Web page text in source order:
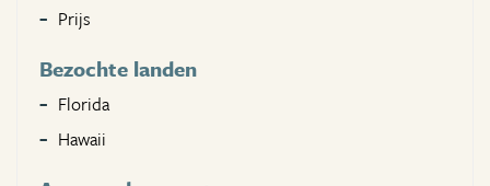
Prijs
Bezochte landen
Florida
Hawaii